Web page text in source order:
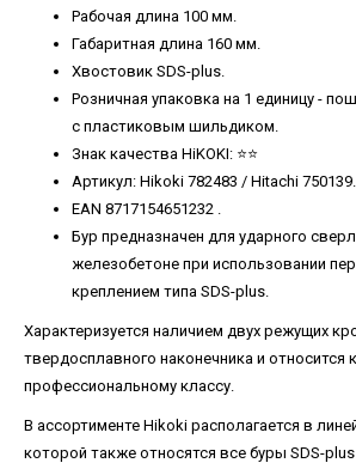
Рабочая длина 100 мм.
Габаритная длина 160 мм.
Хвостовик SDS-plus.
Розничная упаковка на 1 единицу -
с пластиковым шильдиком.
Знак качества HiKOKI: ⭐️⭐️
Артикул: Hikoki 782483 / Hitachi 750139.
EAN 8717154651232 .
Бур предназначен для ударного
железобетоне при использовании
креплением типа SDS-plus.
Характеризуется наличием двух режущих
твердосплавного наконечника и относится к
профессиональному классу.
В ассортименте Hikoki располагается в
которой также относятся все буры SDS-